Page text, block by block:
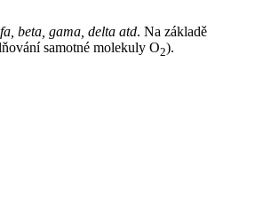
beta, gama, delta atd. Na základě
samotné molekuly O2).